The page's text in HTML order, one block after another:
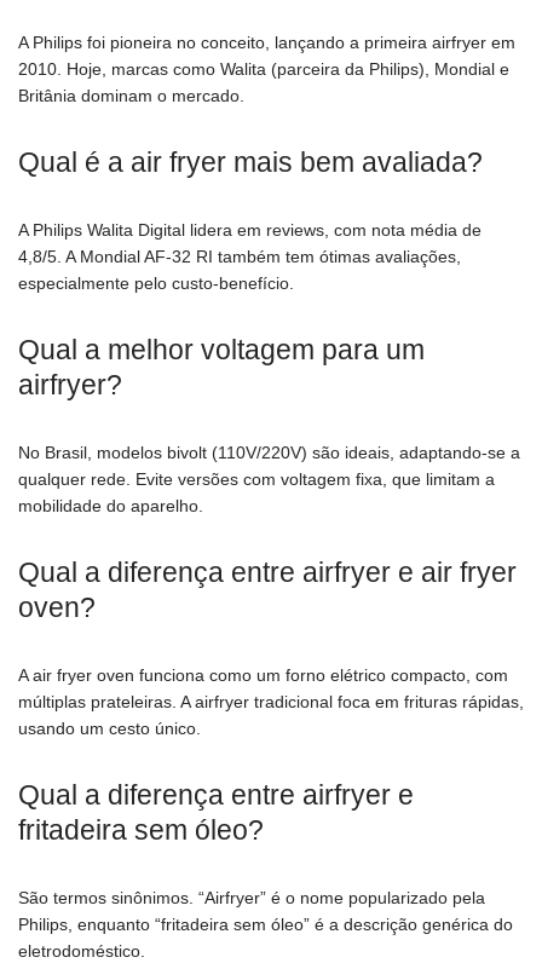
A Philips foi pioneira no conceito, lançando a primeira airfryer em
2010. Hoje, marcas como Walita (parceira da Philips), Mondial e
Britânia dominam o mercado.
Qual é a air fryer mais bem avaliada?
A Philips Walita Digital lidera em reviews, com nota média de
4,8/5. A Mondial AF-32 RI também tem ótimas avaliações,
especialmente pelo custo-benefício.
Qual a melhor voltagem para um
airfryer?
No Brasil, modelos bivolt (110V/220V) são ideais, adaptando-se a
qualquer rede. Evite versões com voltagem fixa, que limitam a
mobilidade do aparelho.
Qual a diferença entre airfryer e air fryer
oven?
A air fryer oven funciona como um forno elétrico compacto, com
múltiplas prateleiras. A airfryer tradicional foca em frituras rápidas,
usando um cesto único.
Qual a diferença entre airfryer e
fritadeira sem óleo?
São termos sinônimos. “Airfryer” é o nome popularizado pela
Philips, enquanto “fritadeira sem óleo” é a descrição genérica do
eletrodoméstico.